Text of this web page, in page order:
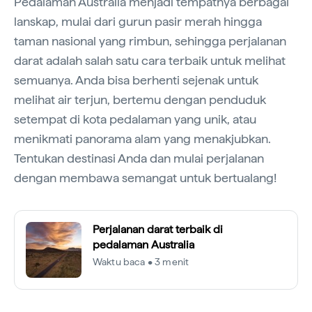
lanskap, mulai dari gurun pasir merah hingga
taman nasional yang rimbun, sehingga perjalanan
darat adalah salah satu cara terbaik untuk melihat
semuanya. Anda bisa berhenti sejenak untuk
melihat air terjun, bertemu dengan penduduk
setempat di kota pedalaman yang unik, atau
menikmati panorama alam yang menakjubkan.
Tentukan destinasi Anda dan mulai perjalanan
dengan membawa semangat untuk bertualang!
Perjalanan darat terbaik di
pedalaman Australia
Waktu baca • 3 menit